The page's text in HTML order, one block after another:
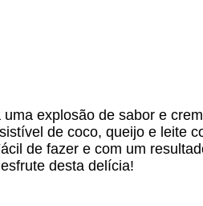
uma explosão de sabor e
de coco, queijo e leite
de fazer e com um
desta delícia!